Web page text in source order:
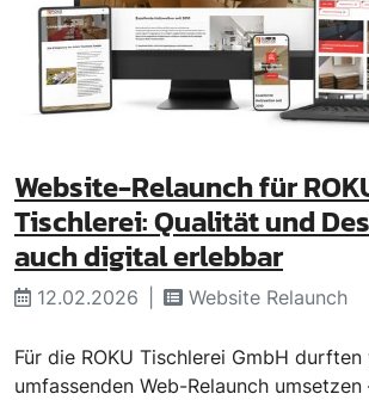
Website-Relaunch für
Tischlerei: Qualität und
auch digital erlebbar
12.02.2026 Website Relaunch
Für die ROKU Tischlerei GmbH
umfassenden Web-Relaunch umsetzen